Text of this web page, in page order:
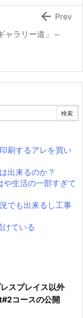
ャラリー道」～
 Prev
刷するアレを買い
出来るのか？
生活の一部すぎて
でも出来るし工事
けている
スプレイス以外
コースの公開